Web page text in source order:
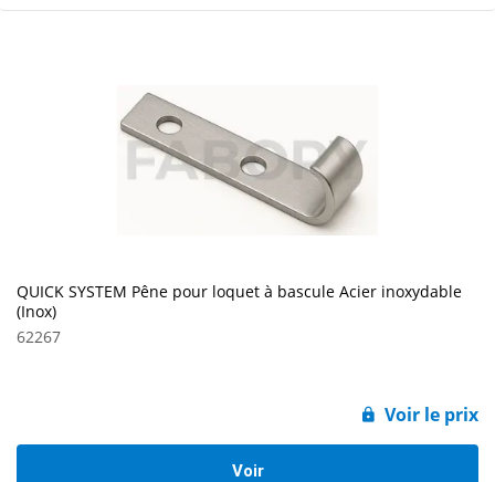
QUICK SYSTEM Pêne pour loquet à bascule Acier inoxydable
(Inox)
62267
Voir le prix
Voir